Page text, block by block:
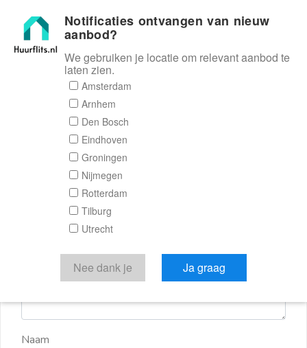
Huurflits
Reactieformulier
Huurflits
Verstuur je bericht
Door een bericht te sturen kom je in contact met de
aanbieder of makelaar van de woning.
Naam
Notificaties ontvangen van nieuw
aanbod?
We gebruiken je locatie om relevant aanbod te
laten zien.
Amsterdam
Arnhem
Den Bosch
Eindhoven
Groningen
Nijmegen
Rotterdam
Tilburg
Utrecht
Nee dank je Ja graag